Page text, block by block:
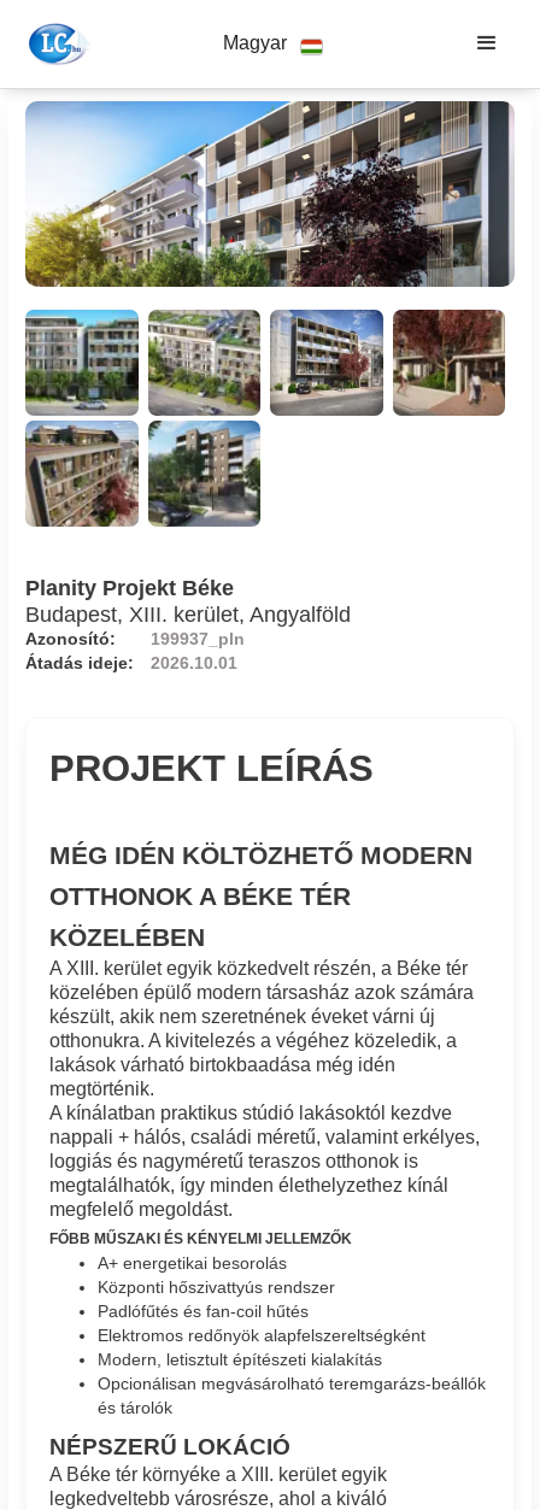
Magyar
Planity Projekt Béke
Budapest, XIII. kerület, Angyalföld
Azonosító:
199937_pln
Átadás ideje:
2026.10.01
PROJEKT LEÍRÁS
MÉG IDÉN KÖLTÖZHETŐ MODERN
OTTHONOK A BÉKE TÉR
KÖZELÉBEN
A XIII. kerület egyik közkedvelt részén, a Béke tér
közelében épülő modern társasház azok számára
készült, akik nem szeretnének éveket várni új
otthonukra. A kivitelezés a végéhez közeledik, a
lakások várható birtokbaadása még idén
megtörténik.
A kínálatban praktikus stúdió lakásoktól kezdve
nappali + hálós, családi méretű, valamint erkélyes,
loggiás és nagyméretű teraszos otthonok is
megtalálhatók, így minden élethelyzethez kínál
megfelelő megoldást.
FŐBB MŰSZAKI ÉS KÉNYELMI JELLEMZŐK
A+ energetikai besorolás
Központi hőszivattyús rendszer
Padlófűtés és fan-coil hűtés
Elektromos redőnyök alapfelszereltségként
Modern, letisztult építészeti kialakítás
Opcionálisan megvásárolható teremgarázs-beállók
és tárolók
NÉPSZERŰ LOKÁCIÓ
A Béke tér környéke a XIII. kerület egyik
legkedveltebb városrésze, ahol a kiváló